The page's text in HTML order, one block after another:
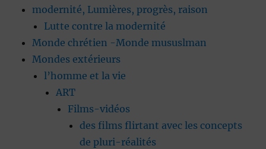
modernité, Lumières, progrès, raison
Lutte contre la modernité
Monde chrétien -Monde mususlman
Mondes extérieurs
l’homme et la vie
ART
Films-vidéos
des films flirtant avec les concepts
de pluri-réalités